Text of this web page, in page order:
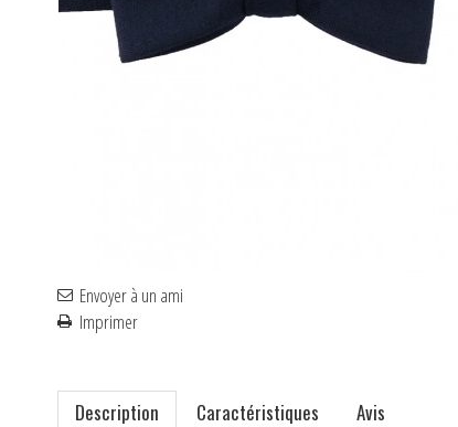
Envoyer à un ami
Imprimer
Description Caractéristiques Avis